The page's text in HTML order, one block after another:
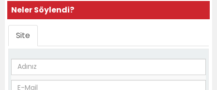
Neler Söylendi?
Site